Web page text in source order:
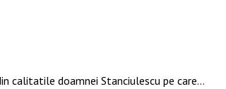
calitatile doamnei Stanciulescu pe care…